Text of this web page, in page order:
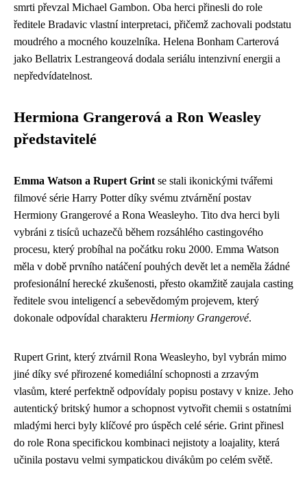
smrti převzal Michael Gambon. Oba herci přinesli do role
ředitele Bradavic vlastní interpretaci, přičemž zachovali podstatu
moudrého a mocného kouzelníka. Helena Bonham Carterová
jako Bellatrix Lestrangeová dodala seriálu intenzivní energii a
nepředvídatelnost.
Hermiona Grangerová a Ron Weasley
představitelé
Emma Watson a Rupert Grint se stali ikonickými tvářemi
filmové série Harry Potter díky svému ztvárnění postav
Hermiony Grangerové a Rona Weasleyho. Tito dva herci byli
vybráni z tisíců uchazečů během rozsáhlého castingového
procesu, který probíhal na počátku roku 2000. Emma Watson
měla v době prvního natáčení pouhých devět let a neměla žádné
profesionální herecké zkušenosti, přesto okamžitě zaujala casting
ředitele svou inteligencí a sebevědomým projevem, který
dokonale odpovídal charakteru Hermiony Grangerové.
Rupert Grint, který ztvárnil Rona Weasleyho, byl vybrán mimo
jiné díky své přirozené komediální schopnosti a zrzavým
vlasům, které perfektně odpovídaly popisu postavy v knize. Jeho
autentický britský humor a schopnost vytvořit chemii s ostatními
mladými herci byly klíčové pro úspěch celé série. Grint přinesl
do role Rona specifickou kombinaci nejistoty a loajality, která
učinila postavu velmi sympatickou divákům po celém světě.